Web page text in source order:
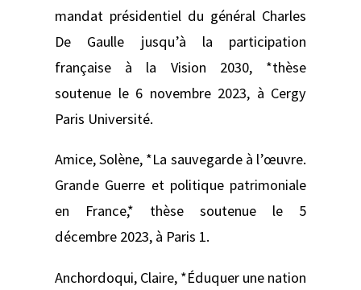
mandat présidentiel du général Charles
De Gaulle jusqu’à la participation
française à la Vision 2030, *thèse
soutenue le 6 novembre 2023, à Cergy
Paris Université.
Amice, Solène, *La sauvegarde à l’œuvre.
Grande Guerre et politique patrimoniale
en France,* thèse soutenue le 5
décembre 2023, à Paris 1.
Anchordoqui, Claire, *Éduquer une nation